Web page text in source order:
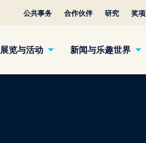
公共事务 合作伙伴 研究 奖项
展览与活动 新闻与乐趣世界